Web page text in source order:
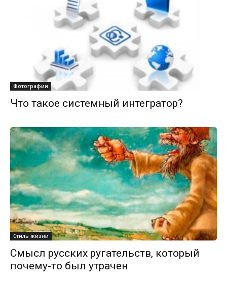
Фотографии
Что такое системный интегратор?
Стиль жизни
Смысл русских ругательств, который
почему-то был утрачен